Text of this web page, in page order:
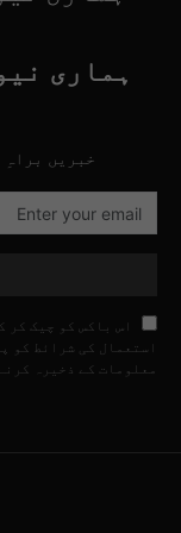
ہماری
خبریں
اس باکس کو چیک
استعمال کی شرائط کو
معلومات کے ذخیرہ